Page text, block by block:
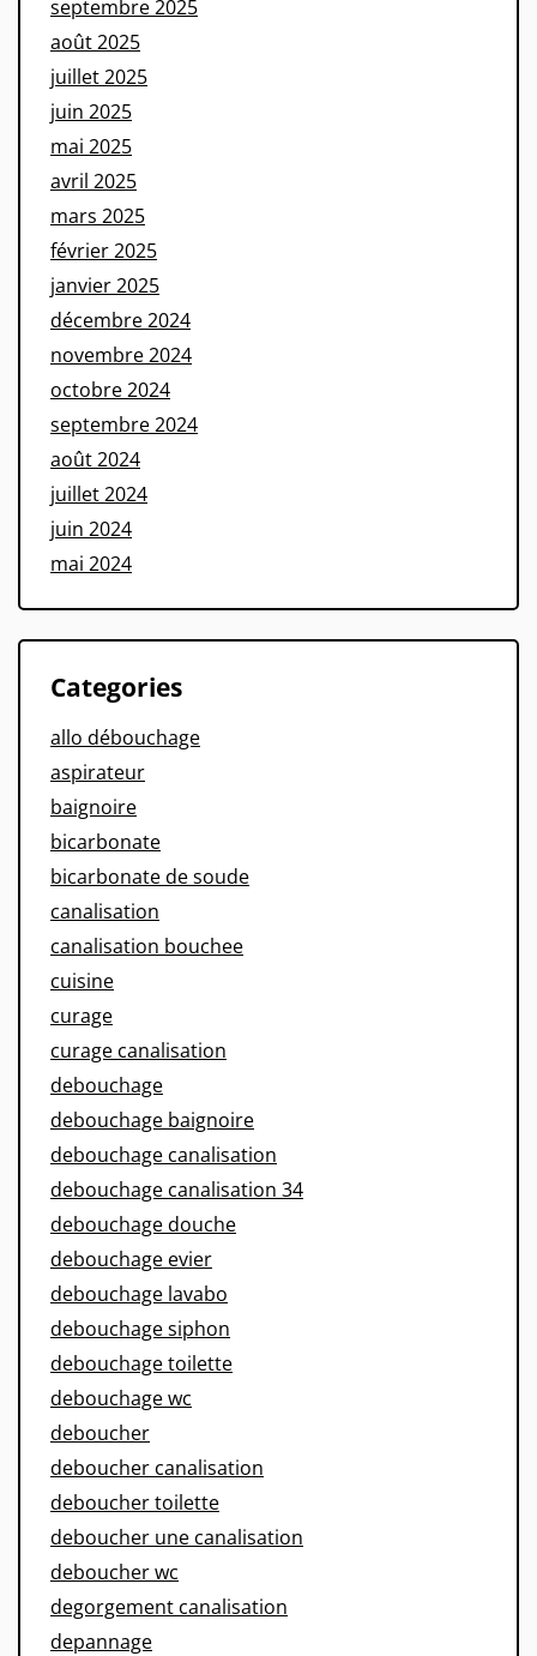
septembre 2025
août 2025
juillet 2025
juin 2025
mai 2025
avril 2025
mars 2025
février 2025
janvier 2025
décembre 2024
novembre 2024
octobre 2024
septembre 2024
août 2024
juillet 2024
juin 2024
mai 2024
Categories
allo débouchage
aspirateur
baignoire
bicarbonate
bicarbonate de soude
canalisation
canalisation bouchee
cuisine
curage
curage canalisation
debouchage
debouchage baignoire
debouchage canalisation
debouchage canalisation 34
debouchage douche
debouchage evier
debouchage lavabo
debouchage siphon
debouchage toilette
debouchage wc
deboucher
deboucher canalisation
deboucher toilette
deboucher une canalisation
deboucher wc
degorgement canalisation
depannage